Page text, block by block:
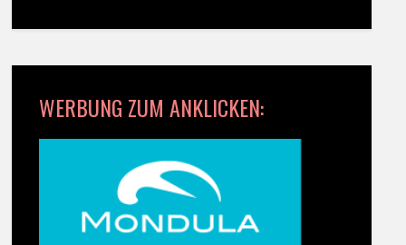
WERBUNG ZUM ANKLICKEN: